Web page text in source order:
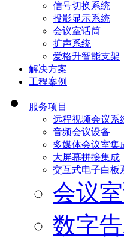
信号切换系统
投影显示系统
会议室话筒
扩声系统
爱格升智能支架
解决方案
工程案例
服务项目
远程视频会议系
音频会议设备
多媒体会议室集
大屏幕拼接集成
交互式电子白板
会议
数字